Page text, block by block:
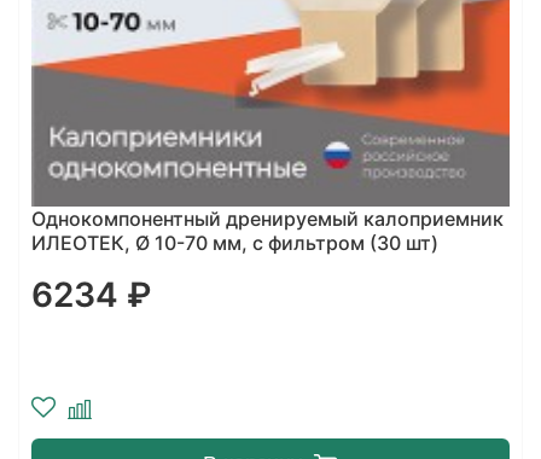
Однокомпонентный дренируемый калоприемник
ИЛЕОТЕК, Ø 10-70 мм, с фильтром (30 шт)
6234 ₽